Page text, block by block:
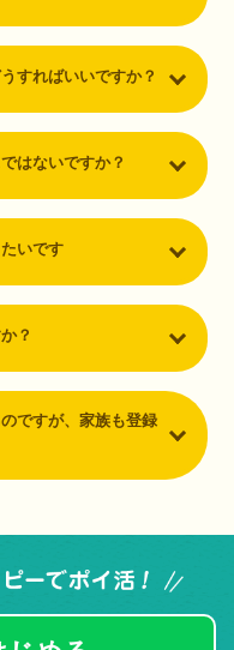
すればいいですか？
はないですか？
いです
？
ですが、家族も登録